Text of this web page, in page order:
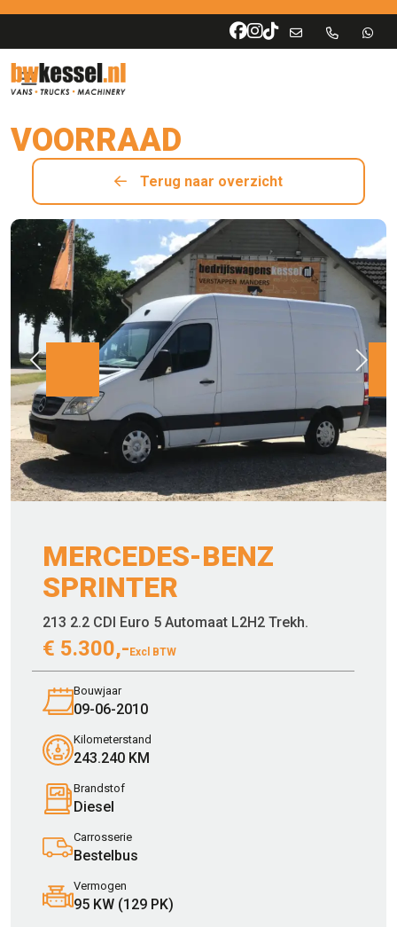
VOORRAAD
Terug naar overzicht
MERCEDES-BENZ
SPRINTER
213 2.2 CDI Euro 5 Automaat L2H2 Trekh.
€ 5.300,- Excl BTW
Bouwjaar
09-06-2010
Kilometerstand
243.240 KM
Brandstof
Diesel
Carrosserie
Bestelbus
Vermogen
95 KW (129 PK)